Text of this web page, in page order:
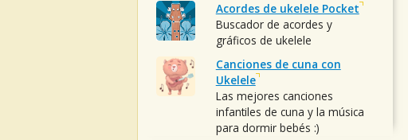
Acordes de ukelele Pocket
Buscador de acordes y
gráficos de ukelele
Canciones de cuna con
Ukelele
Las mejores canciones
infantiles de cuna y la música
para dormir bebés :)